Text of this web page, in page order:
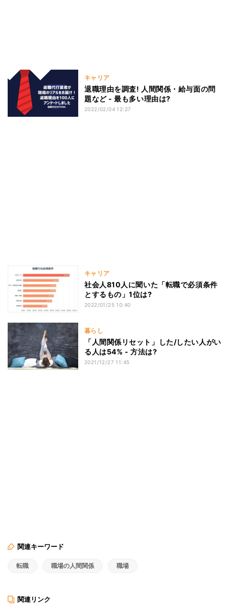
キャリア
退職理由を調査! 人間関係・給与面の問
題など - 最も多い理由は?
2022/02/04 12:27
キャリア
社会人810人に聞いた「転職で必須条件
とするもの」1位は?
2022/01/25 10:40
暮らし
「人間関係リセット」した/したい人がい
る人は54% - 方法は?
2021/12/27 11:45
関連キーワード
転職 職場の人間関係 職場
関連リンク